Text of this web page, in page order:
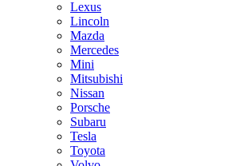
Lexus
Lincoln
Mazda
Mercedes
Mini
Mitsubishi
Nissan
Porsche
Subaru
Tesla
Toyota